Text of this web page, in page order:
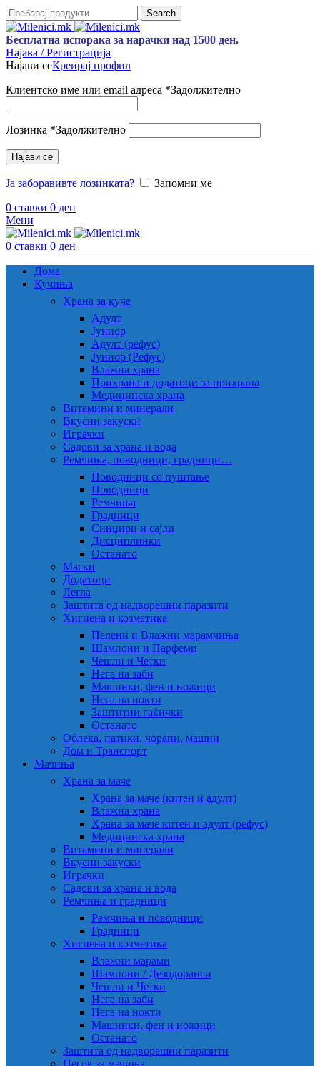
Search
Бесплатна испорака за нарачки над 1500 ден.
Најава / Регистрација
Најави сеКреирај профил
Клиентско име или email адреса *Задолжително
Лозинка *Задолжително
Најави се
Ја заборавивте лозинката?
Запомни ме
0 ставки 0 ден
Мени
0 ставки 0 ден
Дома
Кучиња
Храна за куче
Адулт
Јуниор
Адулт (рефус)
Јуниор (Рефус)
Влажна храна
Прихрана и додатоци за прихрана
Медицинска храна
Витамини и минерали
Вкусни закуски
Играчки
Садови за храна и вода
Ремчиња, поводници, градници…
Поводници со пуштање
Поводници
Ремчиња
Градници
Синџири и сајли
Дисциплинки
Останато
Маски
Додатоци
Легла
Заштита од надворешни паразити
Хигиена и козметика
Пелени и Влажни марамчиња
Шампони и Парфеми
Чешли и Четки
Нега на заби
Машинки, фен и ножици
Нега на нокти
Заштитни гаќички
Останато
Облека, патики, чорапи, машни
Дом и Транспорт
Мачиња
Храна за маче
Храна за маче (китен и адулт)
Влажна храна
Храна за маче китен и адулт (рефус)
Медицинска храна
Витамини и минерали
Вкусни закуски
Играчки
Садови за храна и вода
Ремчиња и градници
Ремчиња и поводници
Градници
Хигиена и козметика
Влажни марами
Шампони / Дезодоранси
Чешли и Четки
Нега на заби
Нега на нокти
Машинки, фен и ножици
Останато
Заштита од надворешни паразити
Песок за мачиња